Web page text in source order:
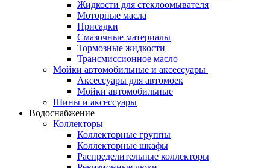
Жидкости для стеклоомывателя
Моторные масла
Присадки
Смазочные материалы
Тормозные жидкости
Трансмиссионное масло
Мойки автомобильные и аксессуары
Аксессуары для автомоек
Мойки автомобильные
Шины и аксессуары
Водоснабжение
Коллекторы
Коллекторные группы
Коллекторные шкафы
Распределительные коллекторы